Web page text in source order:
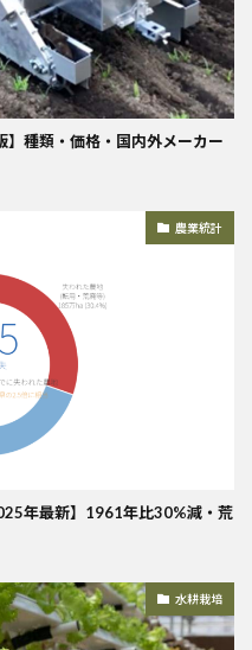
種類・価格・国内外メーカー
農業統計
年最新】1961年比30%減・荒
水耕栽培